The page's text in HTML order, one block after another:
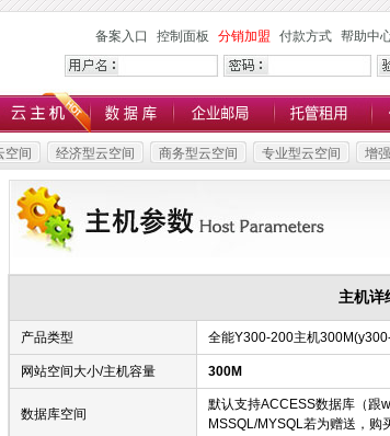
备案入口 控制面板 分销加盟 付款方式 帮助中
空间 经济型云空间 商务型云空间 专业型云空间 增
主机详
产品类型 全能Y300-200主机
网站空间大小/主机容量 300M
数据库空间
默认支持ACCESS数据库（跟
MSSQL/MYSQL若为赠送，